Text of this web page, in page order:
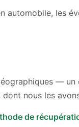
les
—
nous les
de